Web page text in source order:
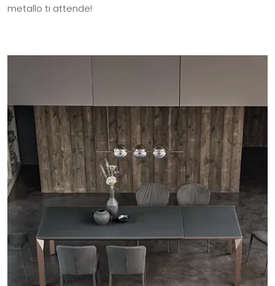
metallo ti attende!